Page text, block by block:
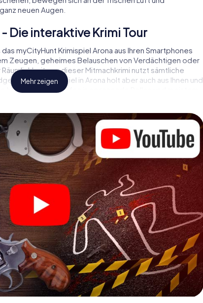
neuen Augen.
Die interaktive Krimi Tour
myCityHunt Krimispiel Arona aus Ihren Smartphones
Zeugen, geheimes Belauschen von Verdächtigen oder
– dieser Mitmachkrimi nutzt sämtliche
Das Krimispiel in Arona holt aber auch aus Ihnen und
heraus! Sie schlüpfen in spannende Rollen und meistern
„Abwechslungsreichtum“ an ganz neue
kann beginnen!
um mit Ihren Ermittlungen in Arona zu starten: Ihr
Klicks in unserem Ticketshop, schon in wenigen
Jetzt starten Sie Ihren Online-Browser, geben
Sie!
Mehr zeigen